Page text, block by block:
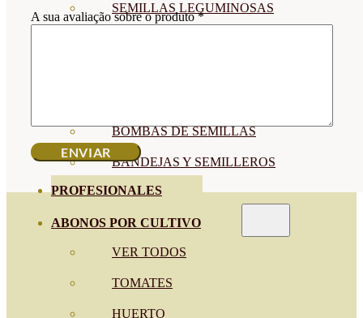
SEMILLAS LEGUMINOSAS
BOMBAS DE SEMILLAS
BANDEJAS Y SEMILLEROS
PROFESIONALES
ABONOS POR CULTIVO
VER TODOS
TOMATES
HUERTO
A sua avaliação sobre o produto*